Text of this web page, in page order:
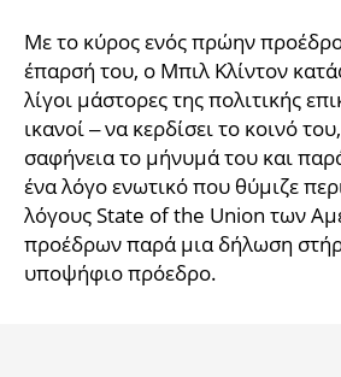
NEWSLETTER
Με το κύρος ενός πρώην
έπαρσή του, ο Μπιλ Κλίντον
λίγοι μάστορες της πολιτικής
ικανοί – να κερδίσει το κοινό
σαφήνεια το μήνυμά του και
ένα λόγο ενωτικό που θύμιζε
λόγους State of the Union των
προέδρων παρά μια δήλωση
υποψήφιο πρόεδρο.